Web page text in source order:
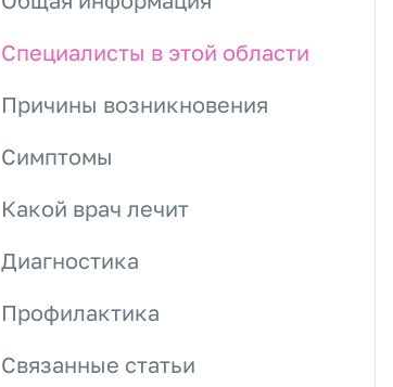
Специалисты в этой области
Причины возникновения
Симптомы
Какой врач лечит
Диагностика
Профилактика
Связанные статьи